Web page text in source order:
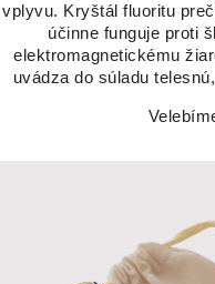
vplyvu. Kryštál fluoritu
účinne funguje proti
elektromagnetickému
uvádza do súladu